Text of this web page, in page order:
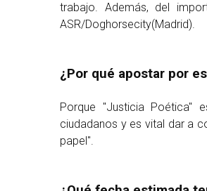
trabajo. Además, del
ASR/Doghorsecity(Madrid).
¿Por qué apostar por
Porque "Justicia Poética"
ciudadanos y es vital dar a
papel".